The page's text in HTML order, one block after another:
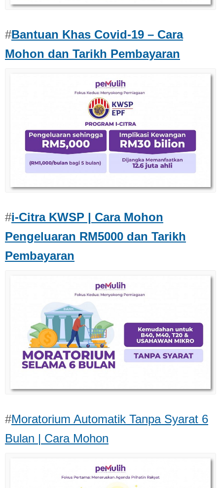
#Bantuan Khas Covid-19 – Cara
Mohon dan Tarikh Pembayaran
#i-Citra KWSP | Cara Mohon
Pengeluaran RM5000 dan Tarikh
Pembayaran
#Moratorium Automatik Tanpa Syarat 6
Bulan | Cara Mohon